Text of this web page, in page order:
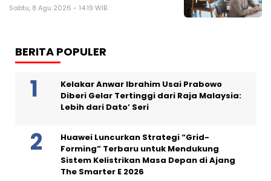
Sabtu, 8 Agu 2026 - 14:19 WIB
BERITA POPULER
Kelakar Anwar Ibrahim Usai Prabowo
Diberi Gelar Tertinggi dari Raja Malaysia:
Lebih dari Dato’ Seri
Huawei Luncurkan Strategi “Grid-
Forming” Terbaru untuk Mendukung
Sistem Kelistrikan Masa Depan di Ajang
The Smarter E 2026